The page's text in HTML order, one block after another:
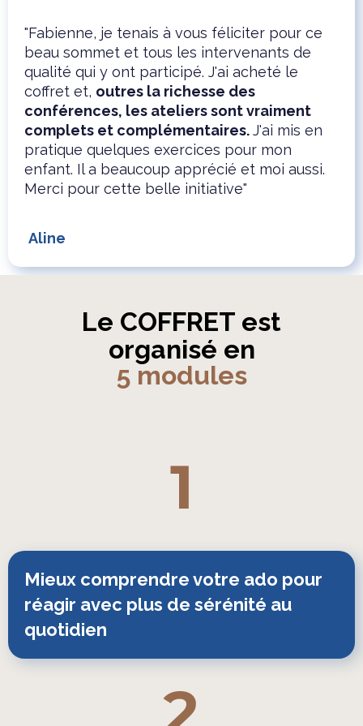
"Fabienne, je tenais à vous féliciter pour ce
beau sommet et tous les intervenants de
qualité qui y ont participé. J'ai acheté le
coffret et, outres la richesse des
conférences, les ateliers sont vraiment
complets et complémentaires.J'ai mis en
pratique quelques exercices pour mon
enfant. Il a beaucoup apprécié et moi aussi.
Merci pour cette belle initiative"
Aline
Le COFFRET est
organisé en
5 modules
1
Mieux comprendre votre ado pour
réagir avec plus de sérénité au
quotidien